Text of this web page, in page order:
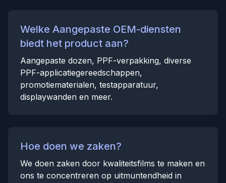
Welke Aangepaste OEM-diensten
biedt het product aan?
Aangepaste dozen, PPF-verpakking, diverse
PPF-applicatiegereedschappen,
promotiematerialen, testapparatuur,
displaywanden en meer.
Hoe doen we zaken?
We doen zaken door kwaliteitsfilms te maken en
ons te concentreren op uitmuntendheid in